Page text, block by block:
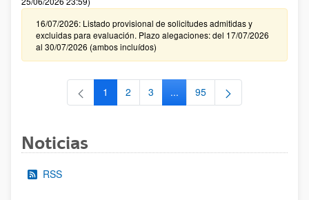
16/07/2026: Listado provisional de solicitudes admitidas y
excluidas para evaluación. Plazo alegaciones: del 17/07/2026
al 30/07/2026 (ambos incluídos)
Página
1 Página
2 Página
3 ...Páginas intermedias Use TAB
Página
95
Noticias
RSS